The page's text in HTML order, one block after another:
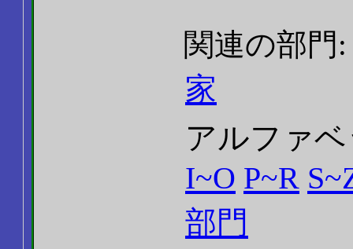
関連の部門
家
アルファ
I~O P~R
部門